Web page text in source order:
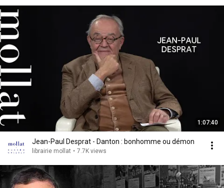
1:07:40
Jean-Paul Desprat - Danton : bonhomme ou démon
librairie mollat • 7.7K views